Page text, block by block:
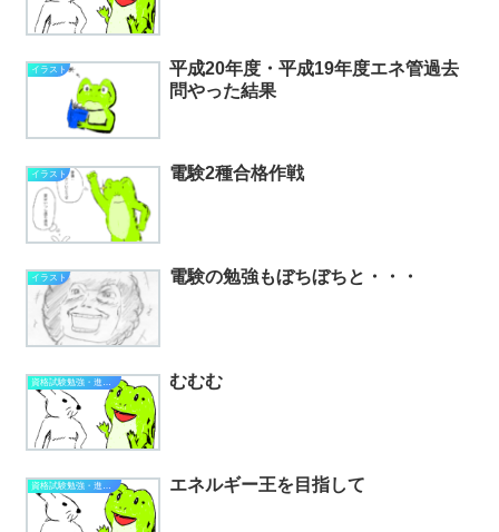
イラスト
平成20年度・平成19年度エネ管過去
問やった結果
イラスト 電験2種合格作戦
イラスト 電験の勉強もぼちぼちと・・・
むむむ
エネルギー王を目指して